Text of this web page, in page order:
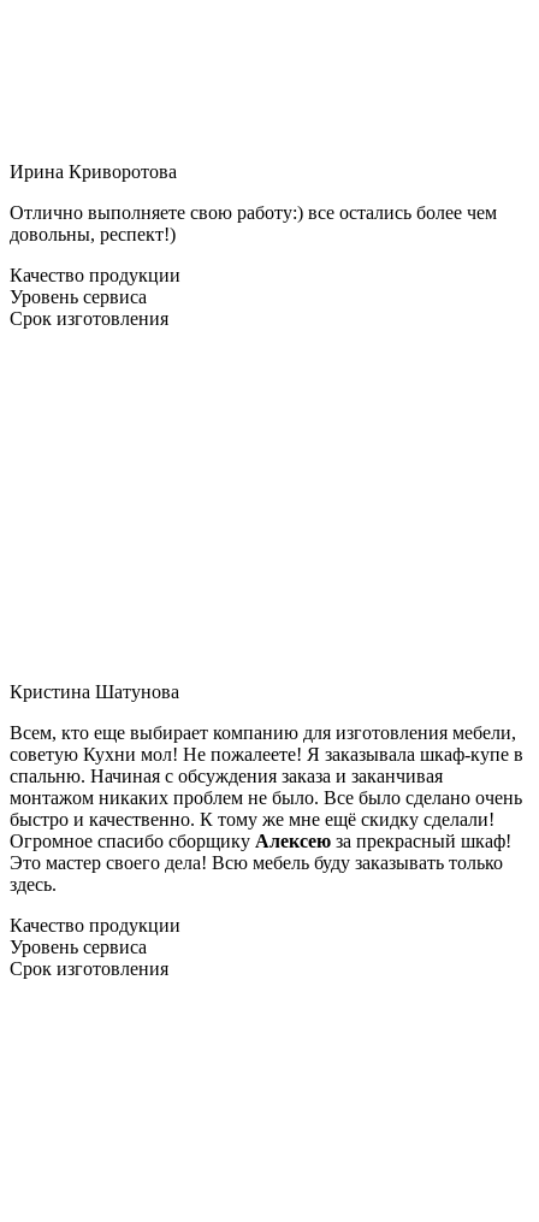
Ирина Криворотова
Отлично выполняете свою работу:) все остались более чем
довольны, респект!)
Качество продукции
Уровень сервиса
Срок изготовления
Кристина Шатунова
Всем, кто еще выбирает компанию для изготовления мебели,
советую Кухни мол! Не пожалеете! Я заказывала шкаф-купе в
спальню. Начиная с обсуждения заказа и заканчивая
монтажом никаких проблем не было. Все было сделано очень
быстро и качественно. К тому же мне ещё скидку сделали!
Огромное спасибо сборщику Алексею за прекрасный шкаф!
Это мастер своего дела! Всю мебель буду заказывать только
здесь.
Качество продукции
Уровень сервиса
Срок изготовления